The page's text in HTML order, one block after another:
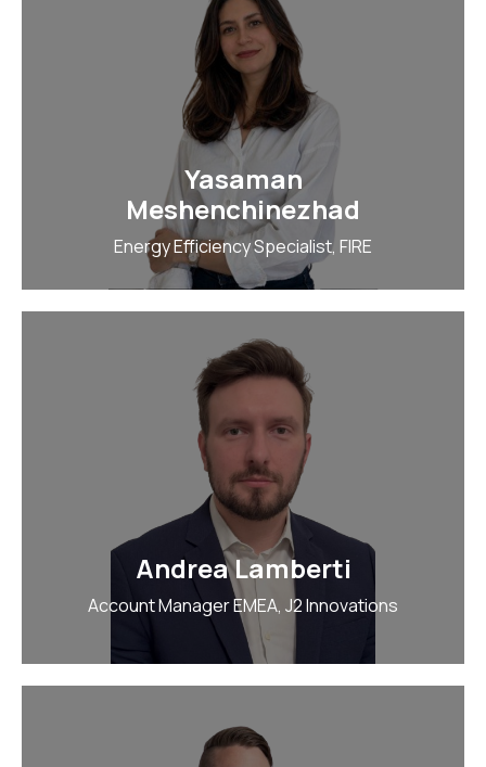
Yasaman
Meshenchinezhad
Energy Efficiency Specialist, FIRE
Andrea Lamberti
Account Manager EMEA, J2 Innovations